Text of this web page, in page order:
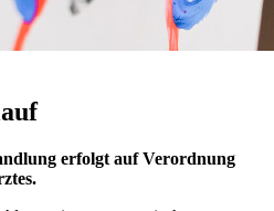
erfolgt auf Verordnung